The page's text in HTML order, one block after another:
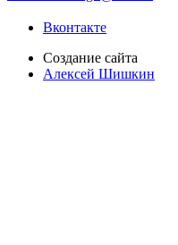
Вконтакте
Создание сайта
Алексей Шишкин